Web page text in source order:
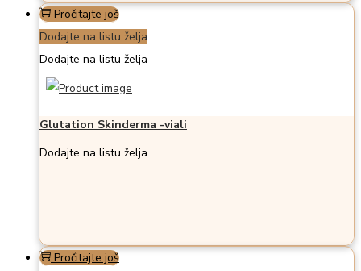
Pročitajte još
Dodajte na listu želja
Dodajte na listu želja
Glutation Skinderma -viali
Dodajte na listu želja
Pročitajte još